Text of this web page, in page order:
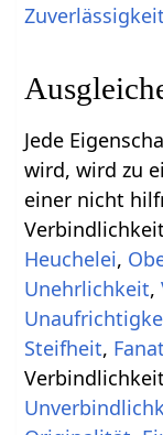
Zuverlässigkeit
Jede
wird, wird zu
einer nicht
Heuchelei,
Unehrlichkeit,
Steifheit,